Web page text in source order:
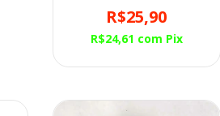
Símbolo MM
R$25,90
R$24,61 com Pix